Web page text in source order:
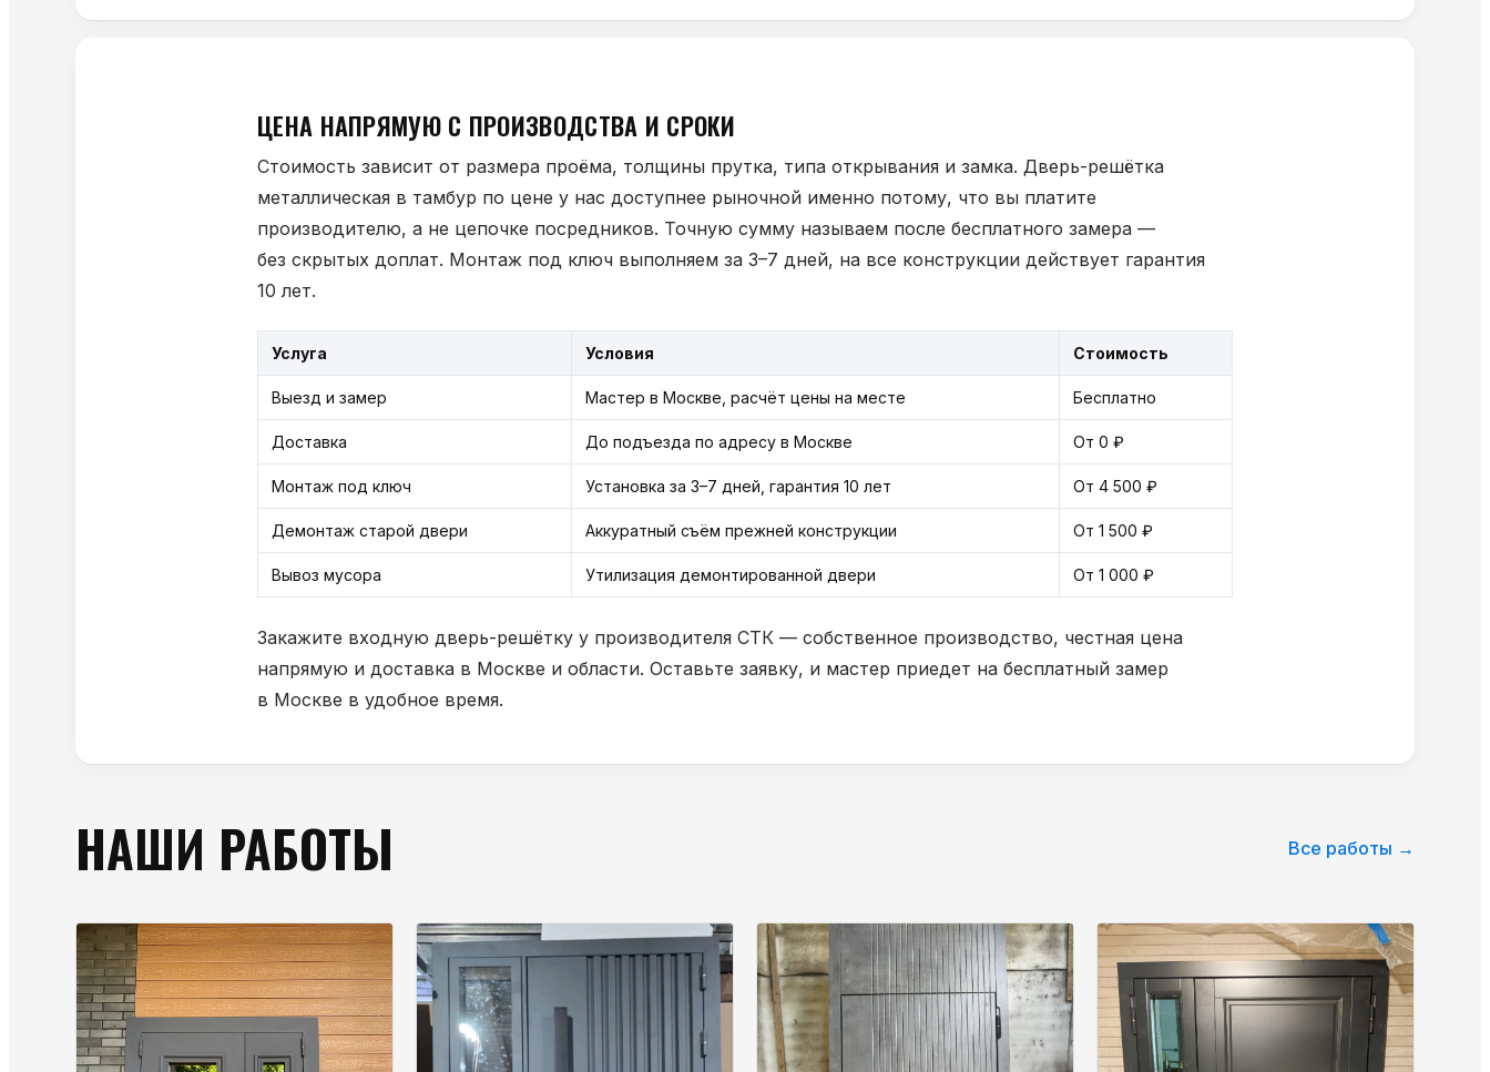
ЦЕНА НАПРЯМУЮ С ПРОИЗВОДСТВА И СРОКИ
Стоимость зависит от размера проёма, толщины прутка, типа открывания и замка. Дверь-решётка
металлическая в тамбур по цене у нас доступнее рыночной именно потому, что вы платите
производителю, а не цепочке посредников. Точную сумму называем после бесплатного замера —
без скрытых доплат. Монтаж под ключ выполняем за 3–7 дней, на все конструкции действует гарантия
10 лет.
Услуга Условия Стоимость
Выезд и замер Мастер в Москве, расчёт цены на месте Бесплатно
Доставка До подъезда по адресу в Москве От 0 ₽
Монтаж под ключ Установка за 3–7 дней, гарантия 10 лет От 4 500 ₽
Демонтаж старой двери Аккуратный съём прежней конструкции От 1 500 ₽
Вывоз мусора Утилизация демонтированной двери От 1 000 ₽
Закажите входную дверь-решётку у производителя СТК — собственное производство, честная цена
напрямую и доставка в Москве и области. Оставьте заявку, и мастер приедет на бесплатный замер
в Москве в удобное время.
НАШИ РАБОТЫ Все работы →